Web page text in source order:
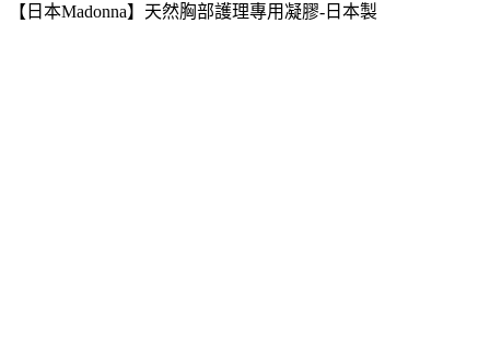
【日本Madonna】天然胸部護理專用凝膠-日本製